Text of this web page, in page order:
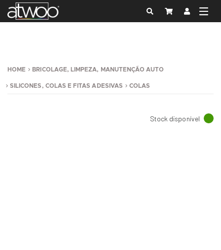
HOME BRICOLAGE, LIMPEZA, MANUTENÇÃO AUTO
SILICONES, COLAS E FITAS ADESIVAS COLAS
Stock disponível